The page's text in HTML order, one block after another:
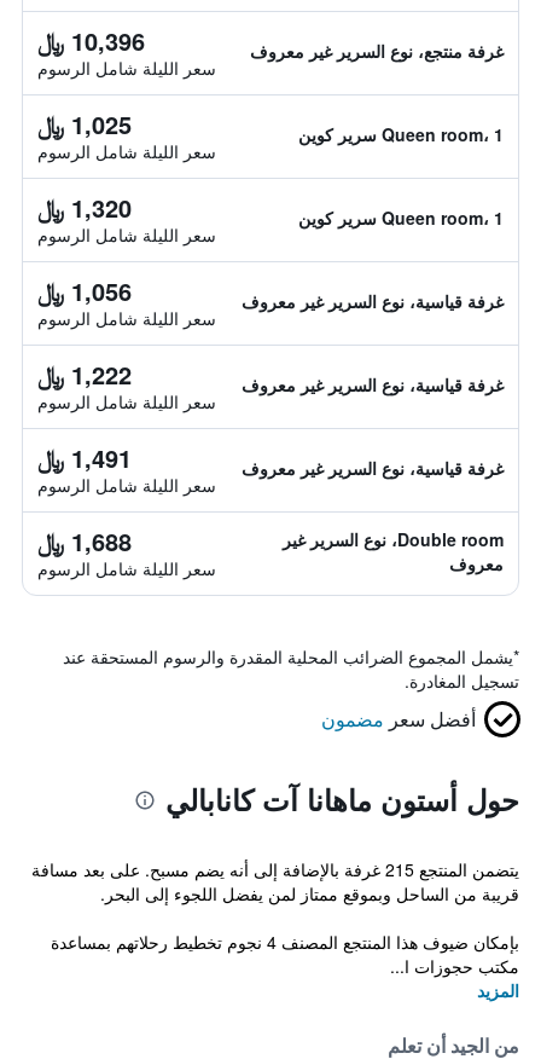
غرفة منتجع، نوع السرير غير معروف 10,396 ﷼
سعر الليلة شامل الرسوم
Queen room، 1 سرير كوين 1,025 ﷼
سعر الليلة شامل الرسوم
Queen room، 1 سرير كوين 1,320 ﷼
سعر الليلة شامل الرسوم
غرفة قياسية، نوع السرير غير معروف 1,056 ﷼
سعر الليلة شامل الرسوم
غرفة قياسية، نوع السرير غير معروف 1,222 ﷼
سعر الليلة شامل الرسوم
غرفة قياسية، نوع السرير غير معروف 1,491 ﷼
سعر الليلة شامل الرسوم
Double room، نوع السرير غير
معروف
1,688 ﷼
سعر الليلة شامل الرسوم
*يشمل المجموع الضرائب المحلية المقدرة والرسوم المستحقة عند
تسجيل المغادرة.
أفضل سعر مضمون
حول أستون ماهانا آت كانابالي
يتضمن المنتجع 215 غرفة بالإضافة إلى أنه يضم مسبح. على بعد مسافة
قريبة من الساحل وبموقع ممتاز لمن يفضل اللجوء إلى البحر.
بإمكان ضيوف هذا المنتجع المصنف 4 نجوم تخطيط رحلاتهم بمساعدة
مكتب حجوزات ا...
المزيد
من الجيد أن تعلم